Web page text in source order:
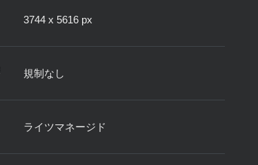
3744 x 5616 px
規制なし
ライツマネージド